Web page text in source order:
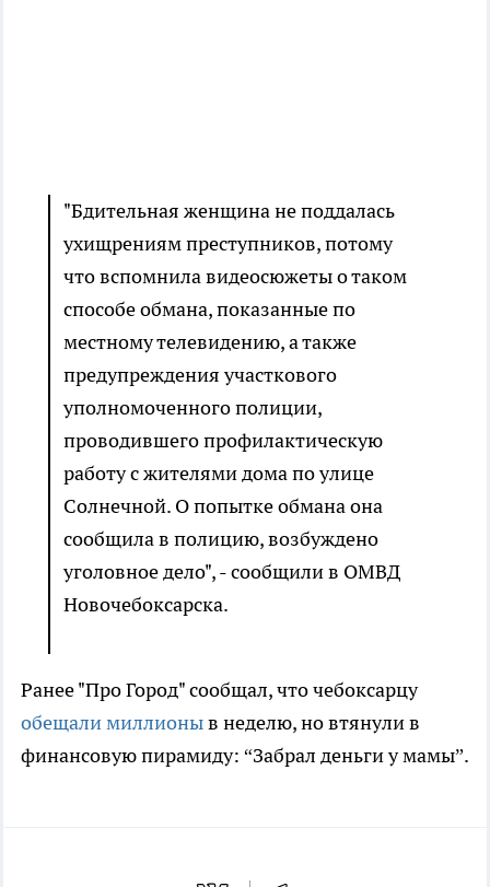
"Бдительная женщина не поддалась
ухищрениям преступников, потому
что вспомнила видеосюжеты о таком
способе обмана, показанные по
местному телевидению, а также
предупреждения участкового
уполномоченного полиции,
проводившего профилактическую
работу с жителями дома по улице
Солнечной. О попытке обмана она
сообщила в полицию, возбуждено
уголовное дело", - сообщили в ОМВД
Новочебоксарска.
Ранее "Про Город" сообщал, что чебоксарцу
обещали миллионыв неделю, но втянули в
финансовую пирамиду: “Забрал деньги у мамы”.